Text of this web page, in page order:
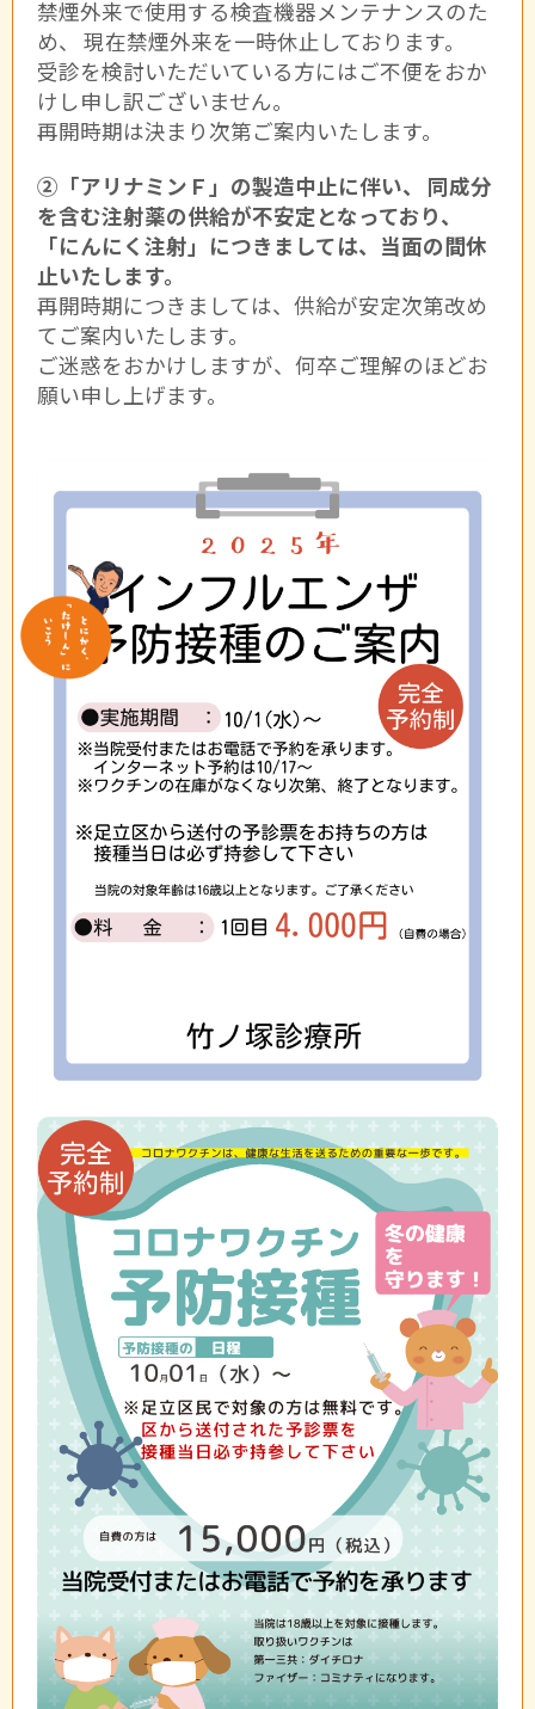
禁煙外来で使用する検査機器メンテナンスのた
め、 現在禁煙外来を一時休止しております。
受診を検討いただいている方にはご不便をおか
けし申し訳ございません。
再開時期は決まり次第ご案内いたします。
②「アリナミンＦ」の製造中止に伴い、 同成分
を含む注射薬の供給が不安定となっており、
「にんにく注射」につきましては、当面の間休
止いたします。
再開時期につきましては、供給が安定次第改め
てご案内いたします。
ご迷惑をおかけしますが、何卒ご理解のほどお
願い申し上げます。